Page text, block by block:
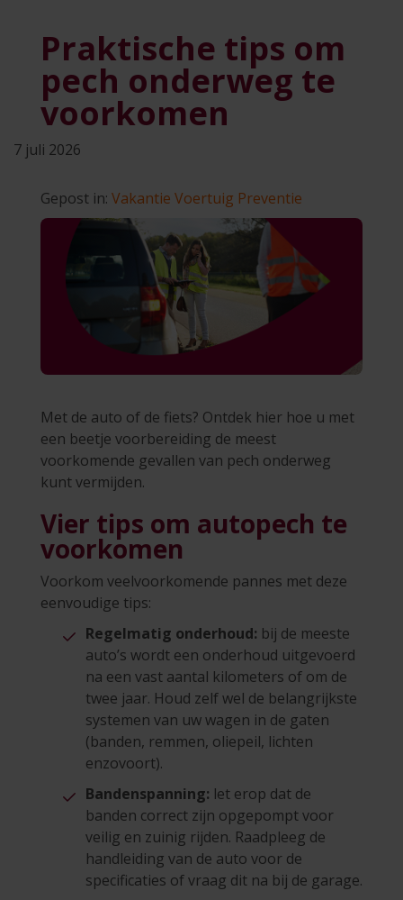
Praktische tips om
pech onderweg te
voorkomen
7 juli 2026
Gepost in: Vakantie Voertuig Preventie
Met de auto of de fiets? Ontdek hier hoe u met
een beetje voorbereiding de meest
voorkomende gevallen van pech onderweg
kunt vermijden.
Vier tips om autopech te
voorkomen
Voorkom veelvoorkomende pannes met deze
eenvoudige tips:
Regelmatig onderhoud: bij de meeste
auto’s wordt een onderhoud uitgevoerd
na een vast aantal kilometers of om de
twee jaar. Houd zelf wel de belangrijkste
systemen van uw wagen in de gaten
(banden, remmen, oliepeil, lichten
enzovoort).
Bandenspanning: let erop dat de
banden correct zijn opgepompt voor
veilig en zuinig rijden. Raadpleeg de
handleiding van de auto voor de
specificaties of vraag dit na bij de garage.